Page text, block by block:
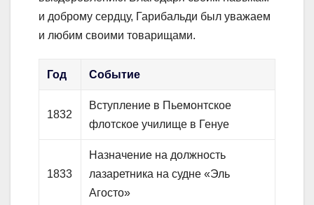
и доброму сердцу, Гарибальди был уважаем
и любим своими товарищами.
Год Событие
1832
Вступление в Пьемонтское
флотское училище в Генуе
1833
Назначение на должность
лазаретника на судне «Эль
Агосто»